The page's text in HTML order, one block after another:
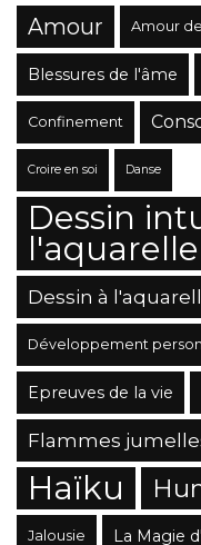
Amour Amour
Blessures de l'âme
Confinement
Croire en soi Danse
Dessin
l'aquarelle
Dessin à
Développement
Epreuves de la vie
Flammes
Haïku
Jalousie La Magie